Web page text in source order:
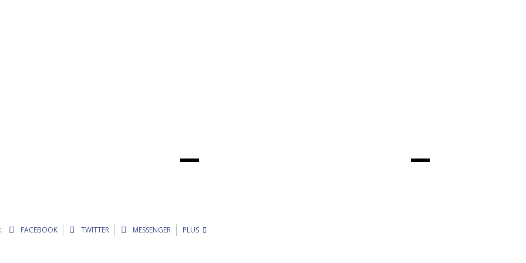
FACEBOOK TWITTER MESSENGER PLUS